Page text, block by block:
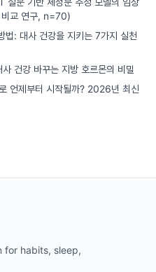
교 연구, n=70)
법: 대사 건강을 지키는 7가지 실천
건강 바꾸는 지방 호르몬의 비밀
언제부터 시작될까? 2026년 최신
for habits, sleep,